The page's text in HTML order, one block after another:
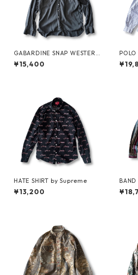
GABARDINE SNAP WESTERN
SHIRT by WYTHE
¥15,400
POLO
HATE SHIRT by Supreme
¥13,200
BAND